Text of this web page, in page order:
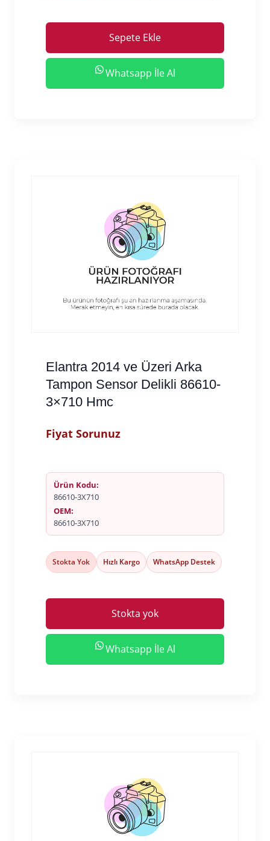
Sepete Ekle
Whatsapp İle Al
Elantra 2014 ve Üzeri Arka
Tampon Sensor Delikli 86610-
3×710 Hmc
Fiyat Sorunuz
Ürün Kodu:
86610-3X710
OEM:
86610-3X710
Stokta Yok Hızlı Kargo WhatsApp Destek
Stokta yok
Whatsapp İle Al